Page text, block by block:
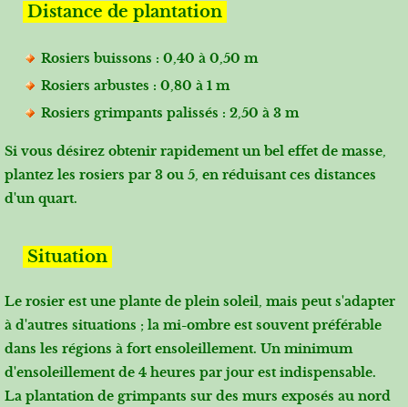
Distance de plantation
Rosiers buissons : 0,40 à 0,50 m
Rosiers arbustes : 0,80 à 1 m
Rosiers grimpants palissés : 2,50 à 3 m
Si vous désirez obtenir rapidement un bel effet de masse,
plantez les rosiers par 3 ou 5, en réduisant ces distances
d'un quart.
Situation
Le rosier est une plante de plein soleil, mais peut s'adapter
à d'autres situations ; la mi-ombre est souvent préférable
dans les régions à fort ensoleillement. Un minimum
d'ensoleillement de 4 heures par jour est indispensable.
La plantation de grimpants sur des murs exposés au nord